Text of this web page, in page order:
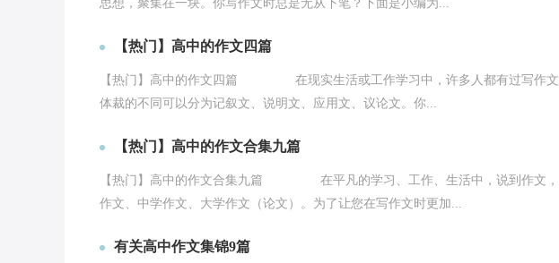
思想，聚集在一块。你写作文时总是无从下笔？下面是小编为...
【热门】高中的作文四篇
【热门】高中的作文四篇 在现实生活或工作学习中，许多人都有过写作文
体裁的不同可以分为记叙文、说明文、应用文、议论文。你...
【热门】高中的作文合集九篇
【热门】高中的作文合集九篇 在平凡的学习、工作、生活中，说到作文，
作文、中学作文、大学作文（论文）。为了让您在写作文时更加...
有关高中作文集锦9篇